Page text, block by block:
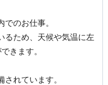
のお仕事。
るため、天候や気温に左
きます。
れています。